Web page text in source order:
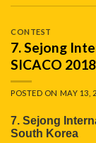
CONTEST
7. Sejong
SICACO
POSTED ON MAY 13,
7. Sejong
South Korea